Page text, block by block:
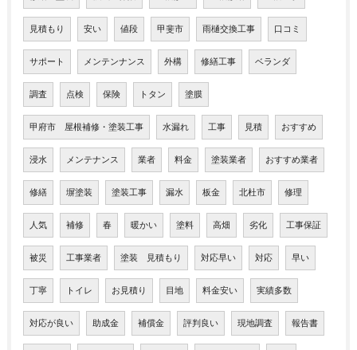
見積もり 安い 値段 甲斐市 雨樋交換工事 口コミ
サポート メンテンナンス 外構 修繕工事 ベランダ
調査 点検 保険 トタン 塗膜
甲府市 屋根補修・塗装工事 水漏れ 工事 見積 おすすめ
浸水 メンテナンス 業者 料金 塗装業者 おすすめ業者
修繕 塀塗装 塗装工事 漏水 板金 北杜市 修理
人気 補修 春 暖かい 塗料 高畑 劣化 工事保証
被災 工事業者 塗装 見積もり 対応早い 対応 早い
丁寧 トイレ お見積り 目地 料金安い 実績多数
対応が良い 助成金 補償金 評判良い 現地調査 報告書